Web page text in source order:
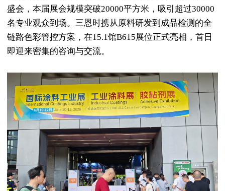
盛会，本届展会规模突破20000平方米，吸引超过30000
名专业观众到场。三恩时携从原料研发到成品检测的全
链路色彩管控方案，在15.1馆B615展位正式亮相，首日
即迎来密集的咨询与交流。